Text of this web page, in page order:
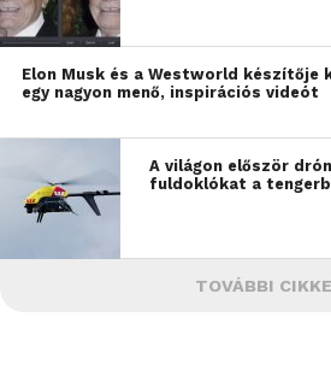
Elon Musk és a Westworld készítője
egy nagyon menő, inspirációs videót
A világon először
fuldoklókat a
TOVÁBBI